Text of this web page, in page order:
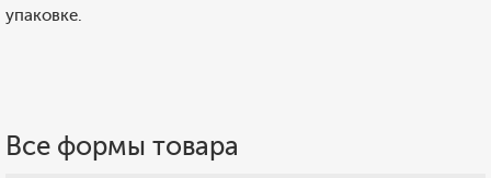
упаковке.
Все формы товара